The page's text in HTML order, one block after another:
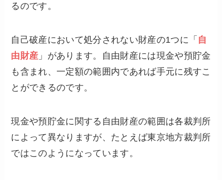
るのです。
自己破産において処分されない財産の1つに「 自
由財産 」があります。自由財産には現金や預貯金
も含まれ、一定額の範囲内であれば手元に残すこ
とができるのです。
現金や預貯金に関する自由財産の範囲は各裁判所
によって異なりますが、たとえば東京地方裁判所
ではこのようになっています。